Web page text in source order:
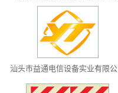
汕头市益通电信设备实业有限